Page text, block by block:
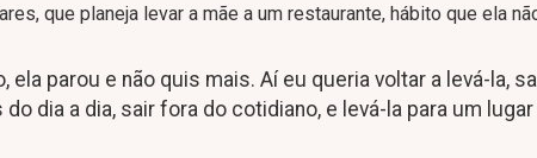
que planeja levar a mãe a um restaurante, hábito que ela
ela parou e não quis mais. Aí eu queria voltar a levá-la,
dia a dia, sair fora do cotidiano, e levá-la para um